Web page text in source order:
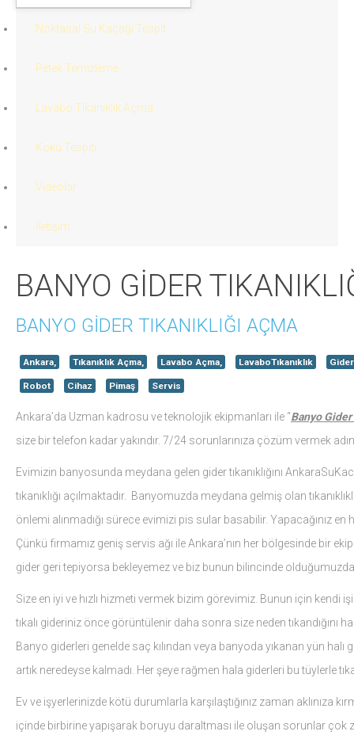
Noktasal Su Kaçağı Tespit
Petek Temizleme
Lavabo Tıkanıklık Açma
Koku Tespiti
Videolar
İletişim
BANYO GİDER
BANYO GİDER TIKANIKLIĞI AÇMA
Ankara, Tıkanıklık Açma, Lavabo Açma, LavaboTıkanıklık Gider
Robot Cihaz Pimaş Servis
Ankara’da Uzman kadrosu ve teknolojik ekipmanları ile “Banyo Gider
size bir telefon kadar yakındır. 7/24 sorunlarınıza çözüm vermek
Evimizin banyosunda meydana gelen gider tıkanıklığını
tıkanıklığı açılmaktadır. Banyomuzda meydana gelmiş olan
önlemi alınmadığı sürece evimizi pis sular basabilir. Yapacağınız
Çünkü firmamız geniş servis ağı ile Ankara’nın her bölgesinde bir
gider geri tepiyorsa bekleyemez ve biz bunun bilincinde
Size en iyi ve hızlı hizmeti vermek bizim görevimiz. Bunun için
tıkalı gideriniz önce görüntülenir daha sonra size neden tıkandığını
Banyo giderleri genelde saç kılından veya banyoda yıkanan yün halı
artık neredeyse kalmadı. Her şeye rağmen hala giderleri bu tüylerle
Ev ve işyerlerinizde kötü durumlarla karşılaştığınız zaman aklınıza
içinde birbirine yapışarak boruyu daraltması ile oluşan sorunlar çok